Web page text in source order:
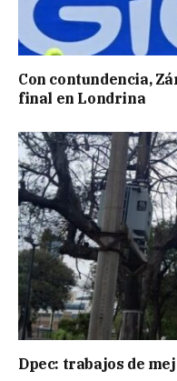
Con contundencia,
final en Londrina
Dpec: trabajos de